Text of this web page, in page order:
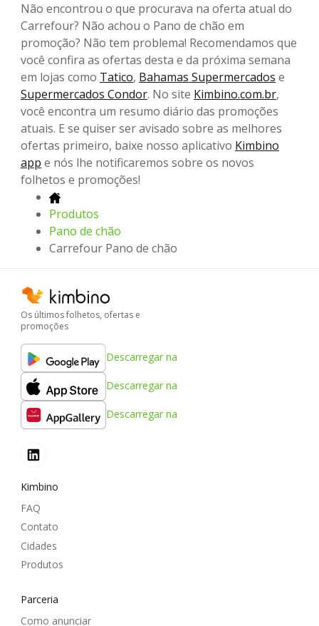
Não encontrou o que procurava na oferta atual do
Carrefour? Não achou o Pano de chão em
promoção? Não tem problema! Recomendamos que
você confira as ofertas desta e da próxima semana
em lojas como Tatico, Bahamas Supermercados e
Supermercados Condor. No site Kimbino.com.br,
você encontra um resumo diário das promoções
atuais. E se quiser ser avisado sobre as melhores
ofertas primeiro, baixe nosso aplicativo Kimbino
app e nós lhe notificaremos sobre os novos
folhetos e promoções!
Produtos
Pano de chão
Carrefour Pano de chão
Os últimos folhetos, ofertas e
promoções
Descarregar na
Descarregar na
Descarregar na
Kimbino
FAQ
Contato
Cidades
Produtos
Parceria
Como anunciar